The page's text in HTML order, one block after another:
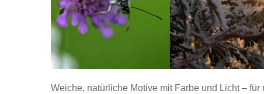
Weiche, natürliche Motive mit Farbe und Licht –